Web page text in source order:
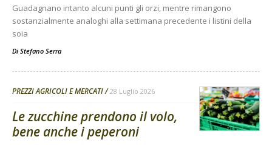
Guadagnano intanto alcuni punti gli orzi, mentre rimangono
sostanzialmente analoghi alla settimana precedente i listini della
soia
Di Stefano Serra
PREZZI AGRICOLI E MERCATI 28 Luglio 2026
Le zucchine prendono il volo,
bene anche i peperoni